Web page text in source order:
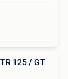
125 / GT